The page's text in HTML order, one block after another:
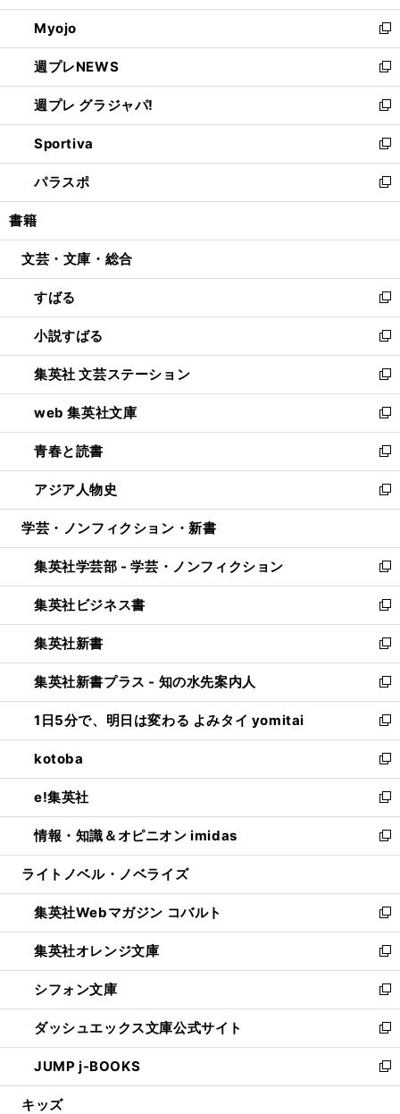
開
く
ウ
で
開
く
ン
ド
ウ
で
開
く
ウ
ィ
ン
ド
ウ
で
開
く
Myojo
新
し
い
ウ
ィ
ン
ド
ウ
で
開
週プレNEWS
新
し
い
ウ
ィ
ン
ド
ウ
開
週プレ グラジャパ!
新
し
い
ウ
ィ
ン
ウ
開
く
Sportiva
新
し
い
ウ
ン
ウ
で
開
く
パラスポ
新
し
ウ
ン
ド
ウ
で
開
く
書籍
文芸・文庫・総合
すばる
新
し
い
ウ
ィ
ン
ド
ウ
で
開
く
小説すばる
新
し
い
ウ
ィ
ン
ド
ウ
で
開
集英社 文芸ステーション
新
し
い
ウ
ィ
ン
ド
ウ
開
く
web 集英社文庫
新
し
い
ウ
ィ
ン
ウ
で
開
く
青春と読書
新
し
い
ウ
ン
ド
ウ
で
開
く
アジア人物史
新
し
ウ
ィ
ン
ド
ウ
で
開
く
学芸・ノンフィクション・新書
集英社学芸部 - 学芸・ノンフィクション
新
し
い
ウ
ィ
ン
ド
ウ
で
開
く
集英社ビジネス書
新
し
い
ウ
ィ
ン
ド
ウ
で
開
く
集英社新書
新
し
い
ウ
ィ
ン
ド
ウ
で
開
く
集英社新書プラス - 知の水先案内人
新
し
い
ウ
ィ
ン
ド
ウ
で
開
1日5分で、明日は変わる よみタイ yomitai
新
し
い
ウ
ィ
ン
ド
ウ
開
く
kotoba
新
し
い
ウ
ィ
ン
ウ
で
開
く
e!集英社
新
し
い
ウ
ン
ド
ウ
で
開
く
情報・知識＆オピニオン imidas
新
し
ウ
ィ
ン
ド
ウ
で
開
く
ライトノベル・ノベライズ
集英社Webマガジン コバルト
新
し
い
ウ
ィ
ン
ド
ウ
で
開
集英社オレンジ文庫
新
し
い
ウ
ィ
ン
ド
ウ
シフォン文庫
新
し
い
ウ
ィ
ン
ダッシュエックス文庫公式サイト
新
し
い
ウ
JUMP j-BOOKS
新
し
キッズ